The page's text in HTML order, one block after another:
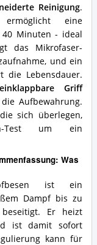
Reinigung.
ermöglicht eine
Minuten - ideal
das Mikrofaser-
und ein
die Lebensdauer.
Griff
Aufbewahrung.
sich überlegen,
Test um ein
Was
ist ein
Dampf bis zu
Er heizt
ist damit sofort
kann für